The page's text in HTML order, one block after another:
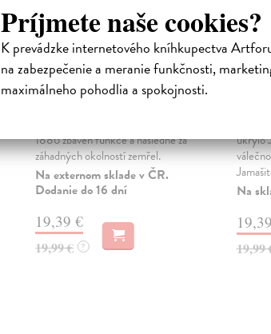
Príjmete naše cookies?
K prevádzke internetového kníhkupectva
na zabezpečenie a meranie funkčnosti,
maximálneho pohodlia a spokojnosti.
Poslední království
1886 zbaven funkce a následně za
záhadných okolností zemřel.
Na externom sklade v ČR.
Dodanie do 16 dní
19,39 €
19,99 € ?
ukrylo
Na
19,99